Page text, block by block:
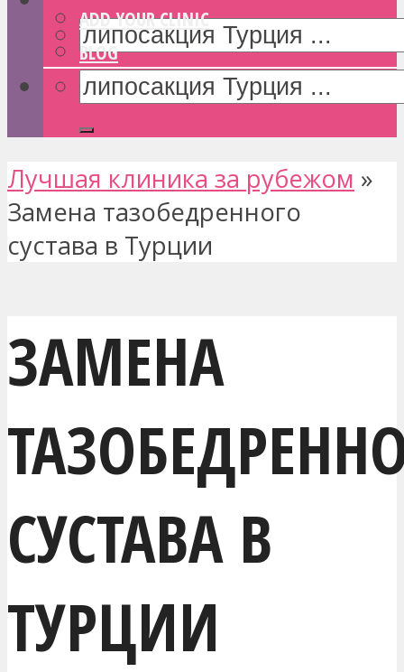
ADD YOUR CLINIC
BLOG
Лучшая клиника за рубежом »
Замена тазобедренного
сустава в Турции
ЗАМЕНА
СУСТАВА В
ТУРЦИИ